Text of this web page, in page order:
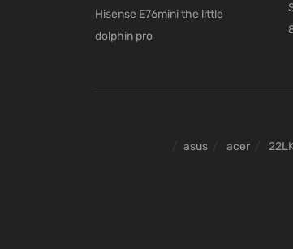
Hisense E76mini the little
dolphin pro
asus acer